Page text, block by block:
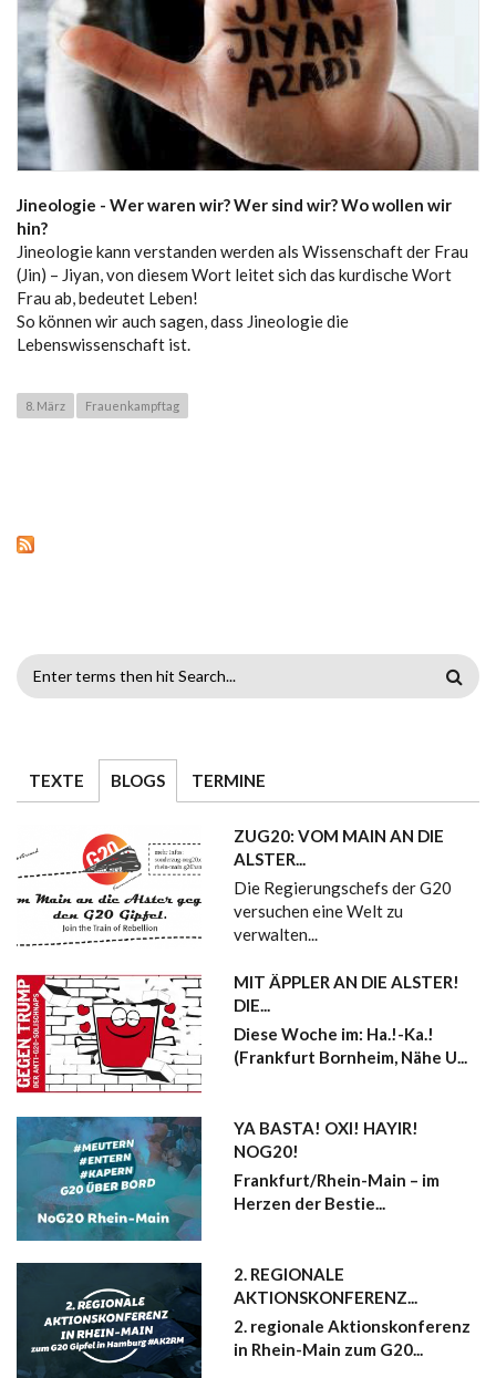
Jineologie - Wer waren wir? Wer sind wir? Wo wollen wir
hin?
Jineologie kann verstanden werden als Wissenschaft der Frau
(Jin) – Jiyan, von diesem Wort leitet sich das kurdische Wort
Frau ab, bedeutet Leben!
So können wir auch sagen, dass Jineologie die
Lebenswissenschaft ist.
8. März Frauenkampftag
SUCHFORMULAR
TEXTE BLOGS TERMINE
ZUG20: VOM MAIN AN DIE
ALSTER...
Die Regierungschefs der G20
versuchen eine Welt zu
verwalten...
MIT ÄPPLER AN DIE ALSTER!
DIE...
Diese Woche im: Ha.!-Ka.!
(Frankfurt Bornheim, Nähe U...
YA BASTA! OXI! HAYIR!
NOG20!
Frankfurt/Rhein-Main – im
Herzen der Bestie...
2. REGIONALE
AKTIONSKONFERENZ...
2. regionale Aktionskonferenz
in Rhein-Main zum G20...